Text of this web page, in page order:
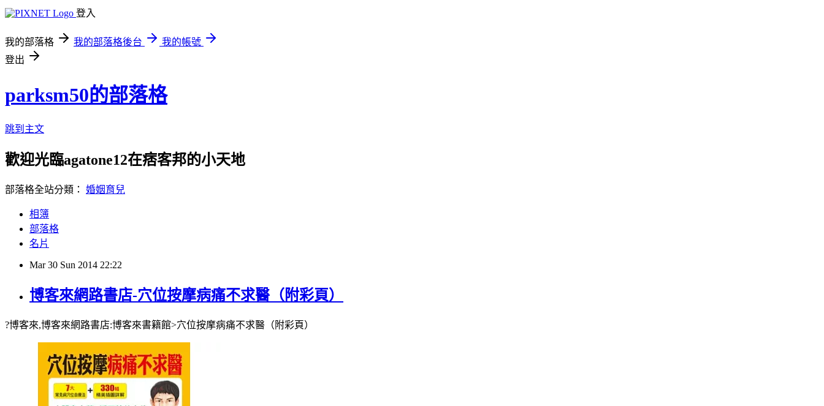
登入
我的部落格 我的部落格後台
我的帳號
登出
parksm50的部落格
跳到主文
歡迎光臨agatone12在痞客邦的小天地
部落格全站分類： 婚姻育兒
相簿
部落格
名片
Mar 30 Sun 2014 22:22
博客來網路書店-穴位按摩病痛不求醫（附彩頁）
?博客來,博客來網路書店:博客來書籍館>穴位按摩病痛不求醫（附彩頁）